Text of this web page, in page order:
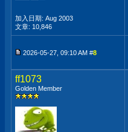
加入日期: Aug 2003
文章: 10,846
2026-05-27, 09:10 AM #8
ff1073
Golden Member